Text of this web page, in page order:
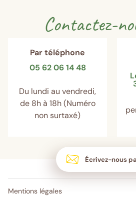
Contactez-
Par téléphone
05 62 06 14 48
Du lundi au vendredi,
de 8h à 18h (Numéro
non surtaxé)
Écrivez-nous
Mentions légales